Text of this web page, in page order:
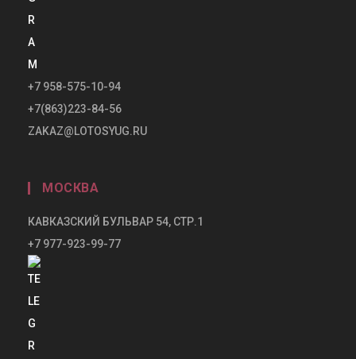
+7 958-575-10-94
+7(863)223-84-56
ZAKAZ@LOTOSYUG.RU
МОСКВА
КАВКАЗСКИЙ БУЛЬВАР 54, СТР.1
+7 977-923-99-77